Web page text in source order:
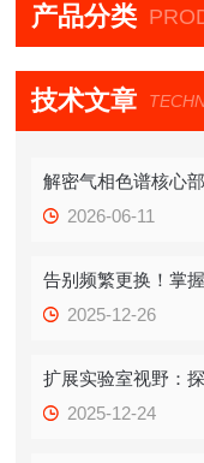
产品分类
技术文章
解密气相色谱核心
2026-06-11
2025-12-26
扩展实验室视野：
2025-12-24